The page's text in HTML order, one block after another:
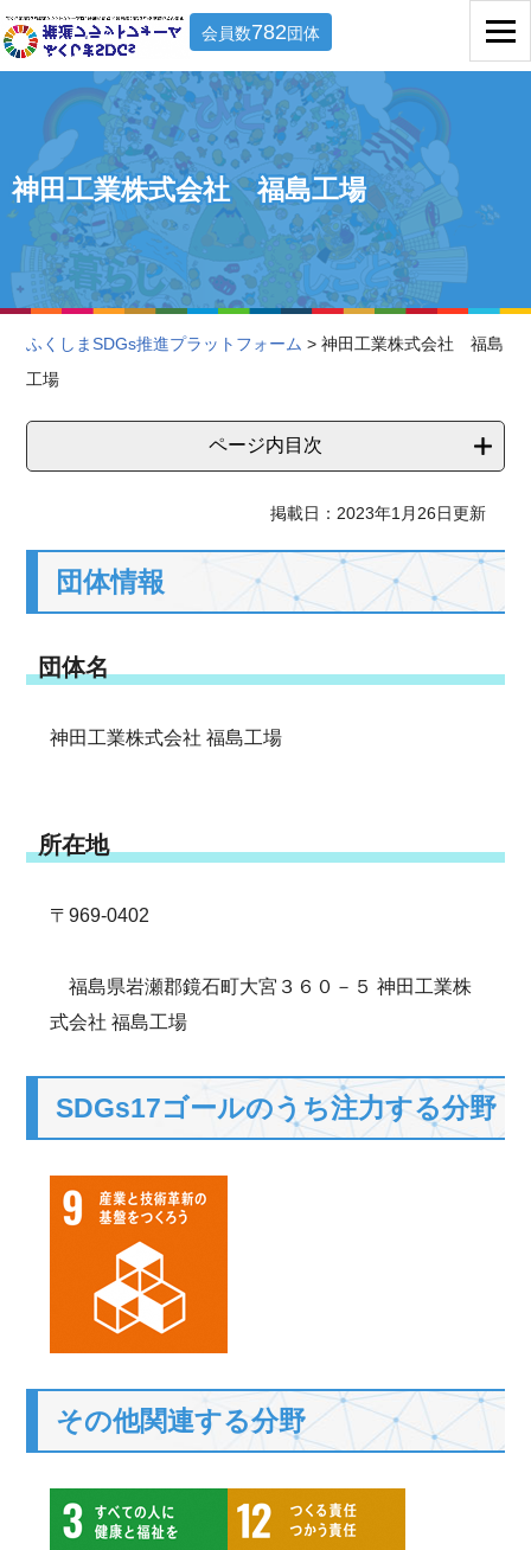
会員数782団体
神田工業株式会社 福島工場
ふくしまSDGs推進プラットフォーム > 神田工業株式会社 福島
工場
ページ内目次
掲載日：2023年1月26日更新
団体情報
団体名
神田工業株式会社 福島工場
所在地
〒969-0402
福島県岩瀬郡鏡石町大宮３６０－５ 神田工業株
式会社 福島工場
SDGs17ゴールのうち注力する分野
その他関連する分野